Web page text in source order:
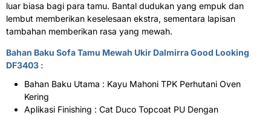
luar biasa bagi para tamu. Bantal dudukan yang empuk dan
lembut memberikan keselesaan ekstra, sementara lapisan
tambahan memberikan rasa yang mewah.
Bahan Baku Sofa Tamu Mewah Ukir Dalmirra Good Looking
DF3403 :
Bahan Baku Utama : Kayu Mahoni TPK Perhutani Oven
Kering
Aplikasi Finishing : Cat Duco Topcoat PU Dengan